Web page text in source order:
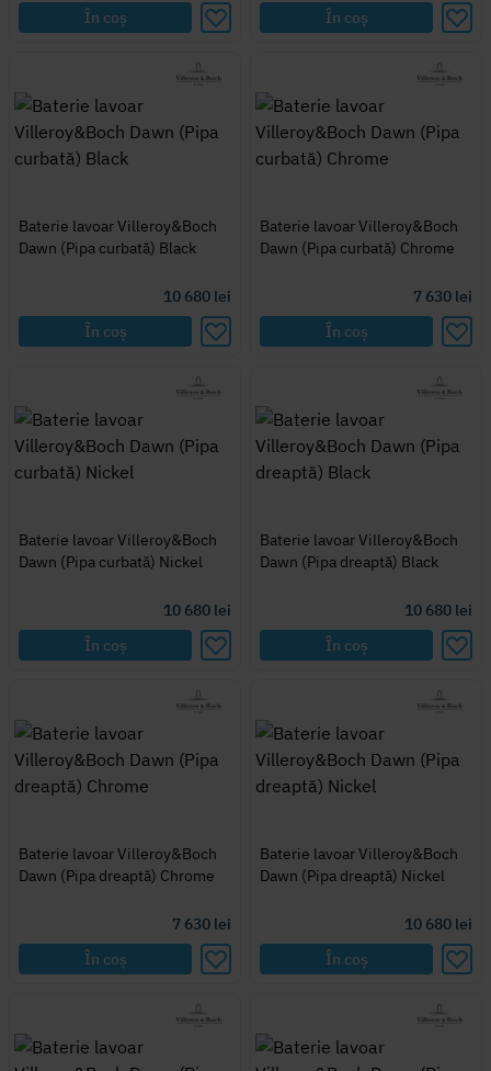
În coș
În coș
Baterie lavoar Villeroy&Boch
Dawn (Pipa curbată) Black
10 680 lei
În coș
Baterie lavoar Villeroy&Boch
Dawn (Pipa curbată) Chrome
7 630 lei
În coș
Baterie lavoar Villeroy&Boch
Dawn (Pipa curbată) Nickel
10 680 lei
În coș
Baterie lavoar Villeroy&Boch
Dawn (Pipa dreaptă) Black
10 680 lei
În coș
Baterie lavoar Villeroy&Boch
Dawn (Pipa dreaptă) Chrome
7 630 lei
În coș
Baterie lavoar Villeroy&Boch
Dawn (Pipa dreaptă) Nickel
10 680 lei
În coș